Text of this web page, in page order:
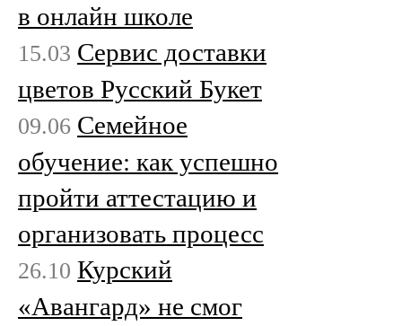
в онлайн школе
15.03 Сервис доставки
цветов Русский Букет
09.06 Семейное
обучение: как успешно
пройти аттестацию и
организовать процесс
26.10 Курский
«Авангард» не смог